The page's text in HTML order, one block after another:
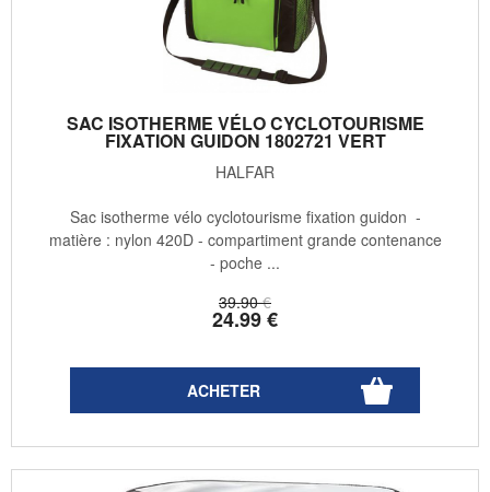
SAC ISOTHERME VÉLO CYCLOTOURISME
FIXATION GUIDON 1802721 VERT
HALFAR
39.90 €
24.99€
Sac isotherme vélo cyclotourisme fixation guidon -
matière : nylon 420D - compartiment grande contenance
- poche ...